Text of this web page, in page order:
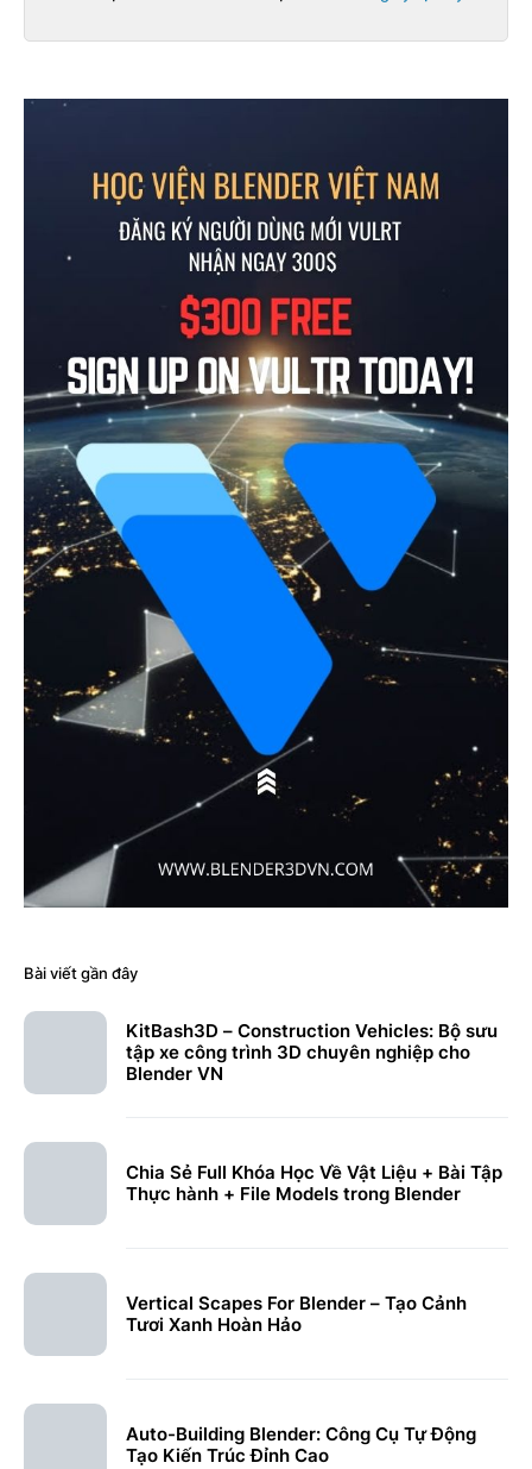
Bài viết gần đây
KitBash3D – Construction Vehicles: Bộ sưu
tập xe công trình 3D chuyên nghiệp cho
Blender VN
Chia Sẻ Full Khóa Học Về Vật Liệu + Bài Tập
Thực hành + File Models trong Blender
Vertical Scapes For Blender – Tạo Cảnh
Tươi Xanh Hoàn Hảo
Auto-Building Blender: Công Cụ Tự Động
Tạo Kiến Trúc Đỉnh Cao